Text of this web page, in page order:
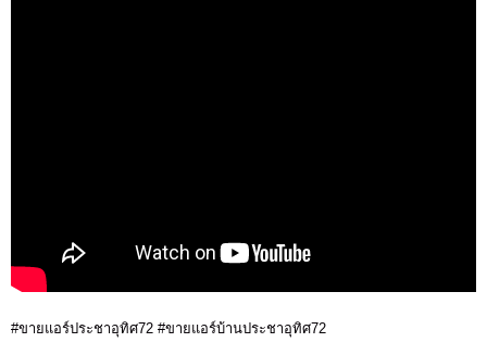
#ขายแอร์ประชาอุทิศ72 #ขายแอร์บ้านประชาอุทิศ72